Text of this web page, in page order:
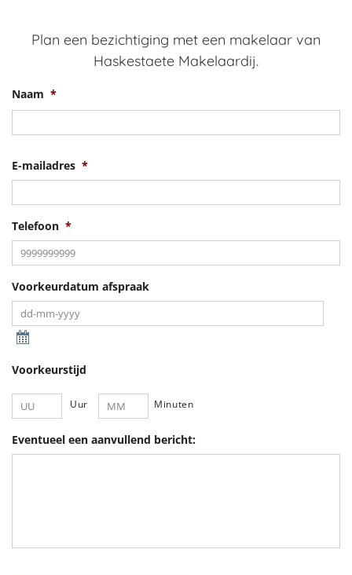
Plan een bezichtiging met een makelaar van
Haskestaete Makelaardij.
Naam *
E-mailadres *
Telefoon *
Voorkeurdatum afspraak
Voorkeurstijd
Uur Minuten
Eventueel een aanvullend bericht: